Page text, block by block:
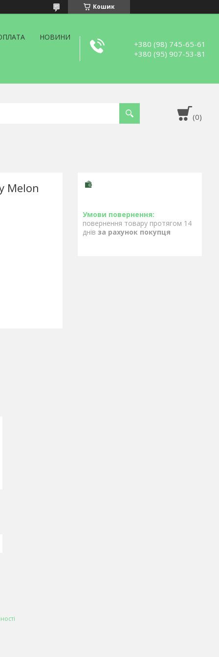
Кошик
НОВИНИ
+380 (98) 745-65-61
+380 (95) 907-53-81
Melon
повернення товару протягом 14
днів за рахунок покупця